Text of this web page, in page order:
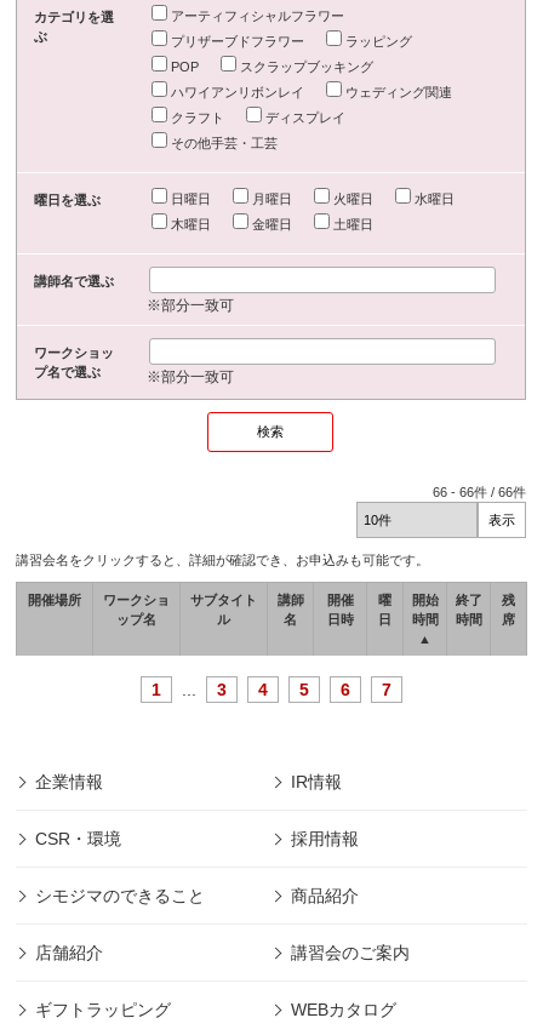
カテゴリを選
ぶ
アーティフィシャルフラワー
プリザーブドフラワー
ラッピング
POP
スクラップブッキング
ハワイアンリボンレイ
ウェディング関連
クラフト
ディスプレイ
その他手芸・工芸
曜日を選ぶ 日曜日 月曜日 火曜日
水曜日
木曜日
金曜日 土曜日
講師名で選ぶ
※部分一致可
ワークショッ
プ名で選ぶ
※部分一致可
66 -66件 /66件
講習会名をクリックすると、詳細が確認でき、お申込みも可能です。
開催場所
ワークショ
ップ名
サブタイト
ル
講師
名
開催
日時
曜
日
開始
時間
▲
終了
時間
残
席
1 3 4 5 6 7
企業情報 IR情報
CSR・環境 採用情報
シモジマのできること 商品紹介
店舗紹介 講習会のご案内
ギフトラッピング WEBカタログ